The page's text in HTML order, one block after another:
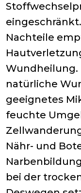
Nachteile
Wundheilung.
natürliche
geeignetes
feuchte
Nähr- und
bei der